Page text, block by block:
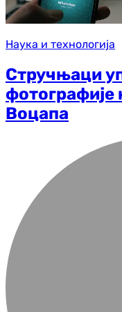
Наука и технологија
Стручњаци
Воцапа